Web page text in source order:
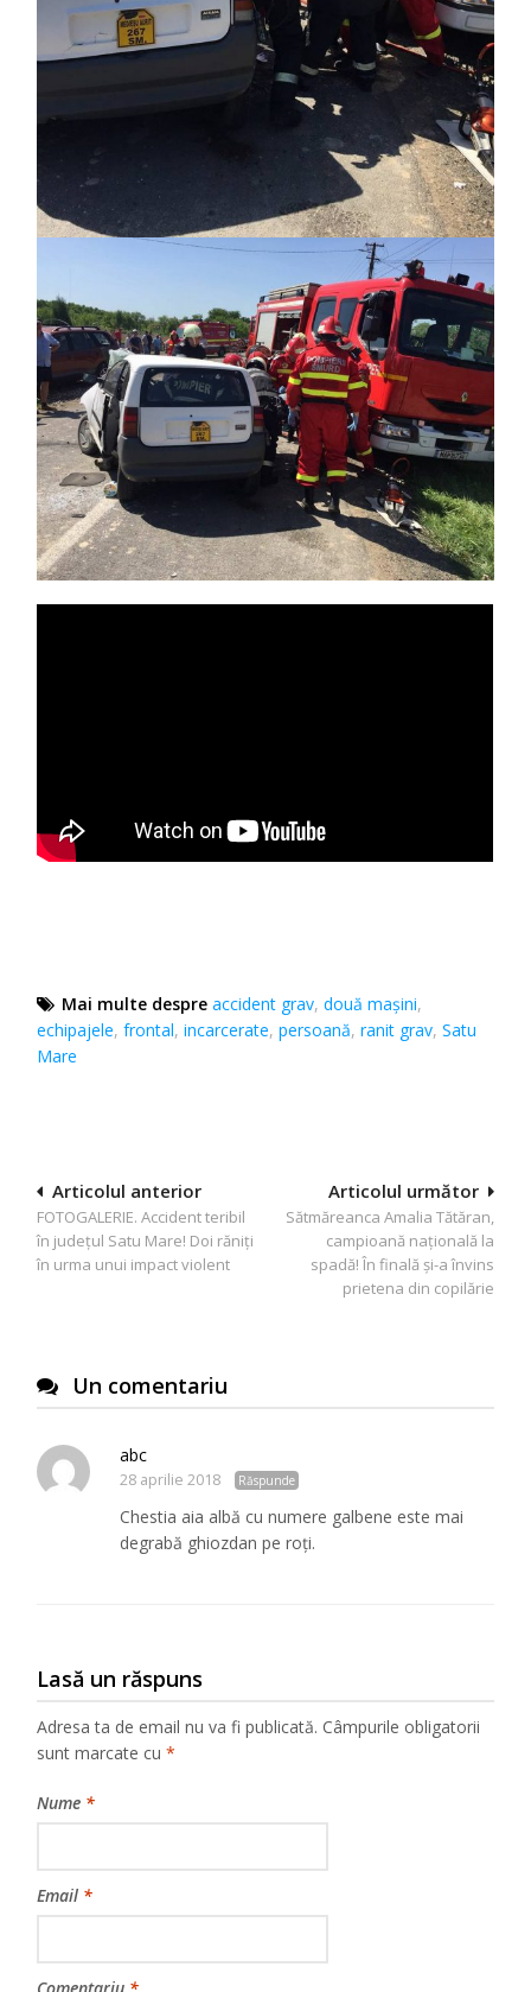
Mai multe despre accident grav,două mașini,
echipajele,frontal,incarcerate,persoană,ranit grav,Satu
Mare
Navigare
în
articole
Articolul următor
Sătmăreanca Amalia Tătăran,
campioană națională la
spadă! În finală și-a învins
prietena din copilărie
Articolul anterior
FOTOGALERIE. Accident teribil
în județul Satu Mare! Doi răniți
în urma unui impact violent
Un comentariu
abc
28 aprilie 2018 Răspunde
Chestia aia albă cu numere galbene este mai
degrabă ghiozdan pe roți.
Lasă un răspuns
Adresa ta de email nu va fi publicată. Câmpurile obligatorii
sunt marcate cu*
Nume *
Email *